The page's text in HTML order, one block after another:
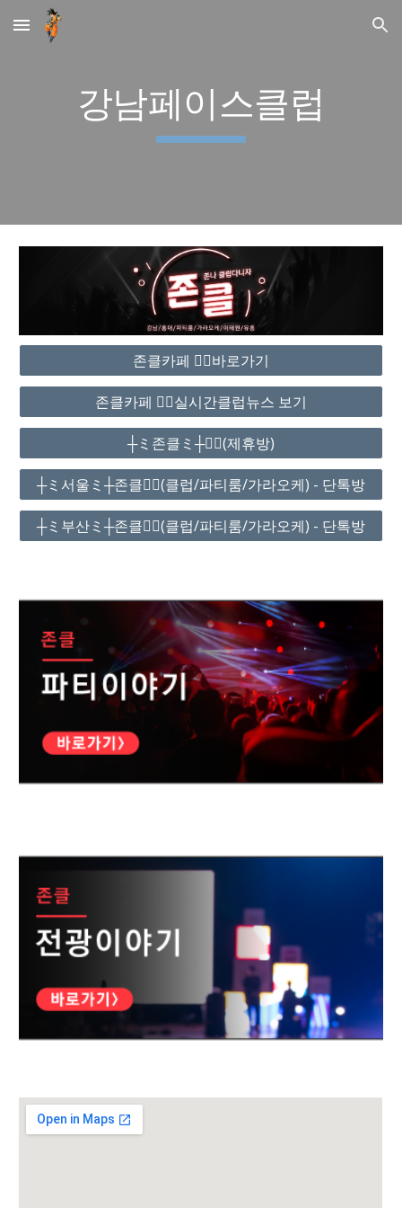
Skip to main content Skip to navigation
강남페이스클럽
존클카페 ❤️‍🔥바로가기
존클카페 ❤️‍🔥실시간클럽뉴스 보기
┼ミ존클ミ┼❤️‍🔥(제휴방)
┼ミ서울ミ┼존클❤️‍🔥(클럽/파티룸/가라오케) - 단톡방
┼ミ부산ミ┼존클❤️‍🔥(클럽/파티룸/가라오케) - 단톡방